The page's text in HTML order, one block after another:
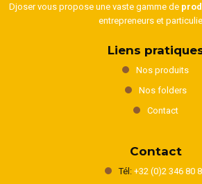
Djoser vous propose une vaste gamme de
entrepreneurs et
Liens
Nos produits
Nos folders
Contact
Contact
Tél: +32 (0)2 346 80